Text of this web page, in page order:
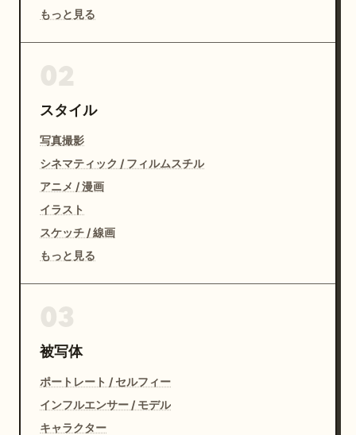
もっと見る
スタイル
写真撮影
シネマティック / フィルムスチル
アニメ / 漫画
イラスト
スケッチ / 線画
もっと見る
被写体
ポートレート / セルフィー
インフルエンサー / モデル
キャラクター